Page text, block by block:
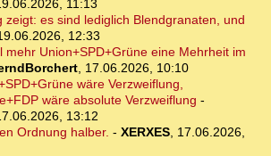
11:13
zeigt: es sind lediglich Blendgranaten, und
12:33
mehr Union+SPD+Grüne eine Mehrheit im
, 17.06.2026, 10:10
wäre Verzweiflung,
wäre absolute Verzweiflung -
13:12
Ordnung halber. - XERXES, 17.06.2026,